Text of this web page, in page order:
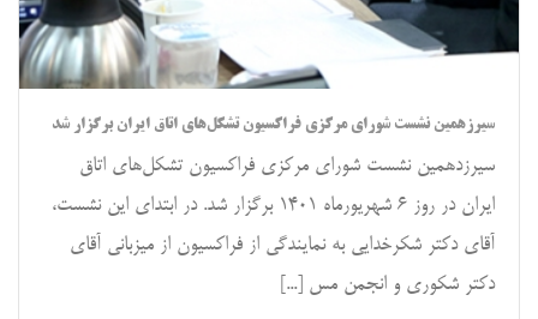
سیرزهمین نشست شورای مرکزی فراکسیون تشکل‌های اتاق ایران برگزار شد
سیرزدهمین نشست شورای مرکزی فراکسیون تشکل‌های اتاق
ایران در روز ۶ شهریورماه ۱۴۰۱ برگزار شد. در ابتدای این نشست،
آقای دکتر شکرخدایی به نمایندگی از فراکسیون از میزبانی آقای
دکتر شکوری و انجمن مس [...]